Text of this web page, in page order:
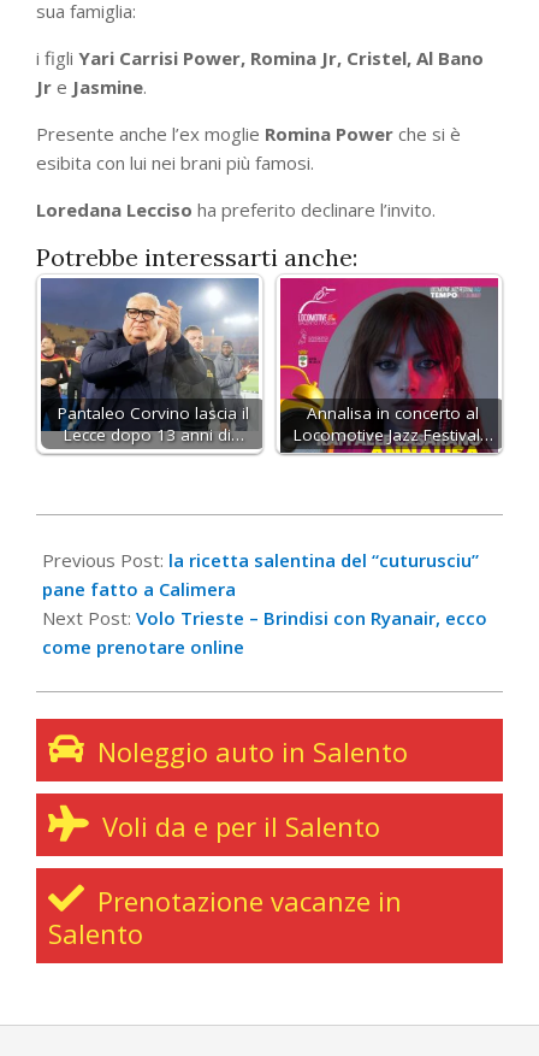
sua famiglia:
i figli Yari Carrisi Power, Romina Jr, Cristel, Al Bano
Jr e Jasmine.
Presente anche l’ex moglie Romina Power che si è
esibita con lui nei brani più famosi.
Loredana Lecciso ha preferito declinare l’invito.
Potrebbe interessarti anche:
Pantaleo Corvino lascia il
Lecce dopo 13 anni di…
Annalisa in concerto al
Locomotive Jazz Festival…
12-
27
Previous Post: la ricetta salentina del “cuturusciu”
pane fatto a Calimera
Next Post: Volo Trieste – Brindisi con Ryanair, ecco
come prenotare online
Noleggio auto in Salento
Voli da e per il Salento
Prenotazione vacanze in
Salento